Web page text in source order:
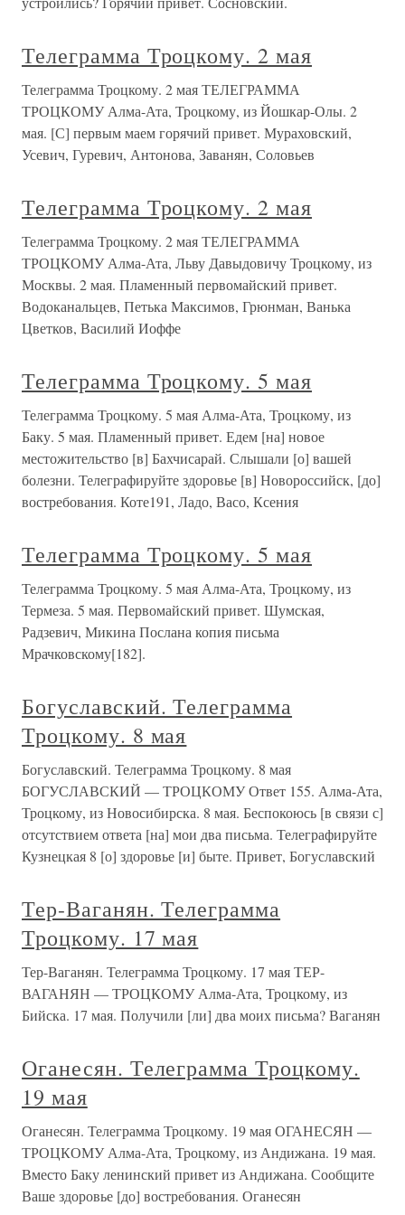
Телеграмма Троцкому. 2 мая
Телеграмма Троцкому. 2 мая ТЕЛЕГРАММА
ТРОЦКОМУ Алма-Ата, Троцкому, из Йошкар-Олы. 2
мая. [С] первым маем горячий привет. Мураховский,
Усевич, Гуревич, Антонова, Заванян, Соловьев
Телеграмма Троцкому. 2 мая
Телеграмма Троцкому. 2 мая ТЕЛЕГРАММА
ТРОЦКОМУ Алма-Ата, Льву Давыдовичу Троцкому, из
Москвы. 2 мая. Пламенный первомайский привет.
Водоканальцев, Петька Максимов, Грюнман, Ванька
Цветков, Василий Иоффе
Телеграмма Троцкому. 5 мая
Телеграмма Троцкому. 5 мая Алма-Ата, Троцкому, из
Баку. 5 мая. Пламенный привет. Едем [на] новое
местожительство [в] Бахчисарай. Слышали [о] вашей
болезни. Телеграфируйте здоровье [в] Новороссийск, [до]
востребования. Коте191, Ладо, Васо, Ксения
Телеграмма Троцкому. 5 мая
Телеграмма Троцкому. 5 мая Алма-Ата, Троцкому, из
Термеза. 5 мая. Первомайский привет. Шумская,
Радзевич, Микина Послана копия письма
Мрачковскому[182].
Богуславский. Телеграмма
Троцкому. 8 мая
Богуславский. Телеграмма Троцкому. 8 мая
БОГУСЛАВСКИЙ — ТРОЦКОМУ Ответ 155. Алма-Ата,
Троцкому, из Новосибирска. 8 мая. Беспокоюсь [в связи с]
отсутствием ответа [на] мои два письма. Телеграфируйте
Кузнецкая 8 [о] здоровье [и] быте. Привет, Богуславский
Тер-Ваганян. Телеграмма
Троцкому. 17 мая
Тер-Ваганян. Телеграмма Троцкому. 17 мая ТЕР-
ВАГАНЯН — ТРОЦКОМУ Алма-Ата, Троцкому, из
Бийска. 17 мая. Получили [ли] два моих письма? Ваганян
Оганесян. Телеграмма Троцкому.
19 мая
Оганесян. Телеграмма Троцкому. 19 мая ОГАНЕСЯН —
ТРОЦКОМУ Алма-Ата, Троцкому, из Андижана. 19 мая.
Вместо Баку ленинский привет из Андижана. Сообщите
Ваше здоровье [до] востребования. Оганесян